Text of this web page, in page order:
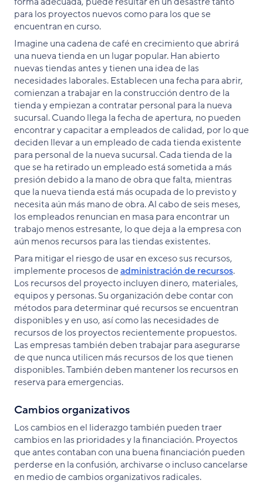
para los proyectos nuevos como para los que se
encuentran en curso.
Imagine una cadena de café en crecimiento que abrirá
una nueva tienda en un lugar popular. Han abierto
nuevas tiendas antes y tienen una idea de las
necesidades laborales. Establecen una fecha para abrir,
comienzan a trabajar en la construcción dentro de la
tienda y empiezan a contratar personal para la nueva
sucursal. Cuando llega la fecha de apertura, no pueden
encontrar y capacitar a empleados de calidad, por lo que
deciden llevar a un empleado de cada tienda existente
para personal de la nueva sucursal. Cada tienda de la
que se ha retirado un empleado está sometida a más
presión debido a la mano de obra que falta, mientras
que la nueva tienda está más ocupada de lo previsto y
necesita aún más mano de obra. Al cabo de seis meses,
los empleados renuncian en masa para encontrar un
trabajo menos estresante, lo que deja a la empresa con
aún menos recursos para las tiendas existentes.
Para mitigar el riesgo de usar en exceso sus recursos,
implemente procesos deadministración de recursos.
Los recursos del proyecto incluyen dinero, materiales,
equipos y personas. Su organización debe contar con
métodos para determinar qué recursos se encuentran
disponibles y en uso, así como las necesidades de
recursos de los proyectos recientemente propuestos.
Las empresas también deben trabajar para asegurarse
de que nunca utilicen más recursos de los que tienen
disponibles. También deben mantener los recursos en
reserva para emergencias.
Cambios organizativos
Los cambios en el liderazgo también pueden traer
cambios en las prioridades y la financiación. Proyectos
que antes contaban con una buena financiación pueden
perderse en la confusión, archivarse o incluso cancelarse
en medio de cambios organizativos radicales.